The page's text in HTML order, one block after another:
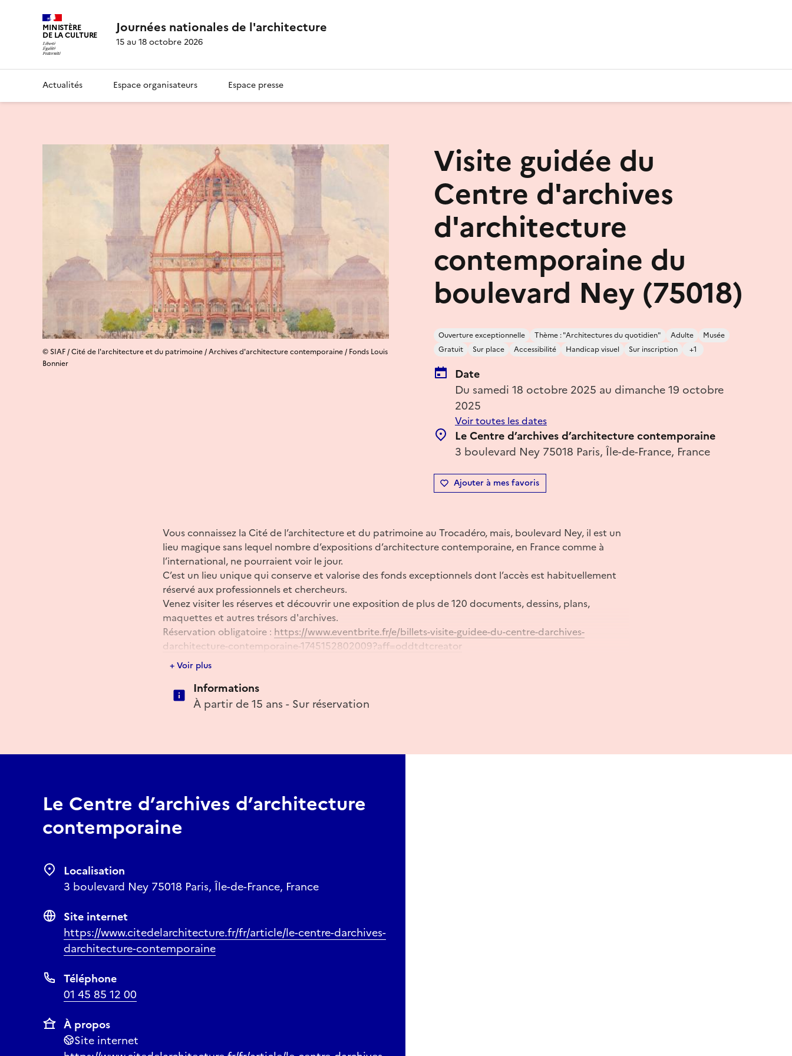
MINISTÈRE
DE LA CULTURE Journées nationales de l'architecture
15 au 18 octobre 2026
Actualités Espace organisateurs Espace presse
Visite guidée du
Centre d'archives
d'architecture
contemporaine du
boulevard Ney (75018)
Ouverture exceptionnelle Thème : "Architectures du quotidien" Adulte
Musée
Gratuit
Sur place Accessibilité Handicap visuel Sur inscription +1
Date
Du samedi 18 octobre 2025 au dimanche 19 octobre
2025
Voir toutes les dates
Le Centre d’archives d’architecture contemporaine
3 boulevard Ney 75018 Paris, Île-de-France, France
Ajouter à mes favoris
© SIAF / Cité de l'architecture et du patrimoine / Archives d'architecture contemporaine / Fonds Louis
Bonnier
Vous connaissez la Cité de l’architecture et du patrimoine au Trocadéro, mais, boulevard Ney, il est un
lieu magique sans lequel nombre d’expositions d’architecture contemporaine, en France comme à
l’international, ne pourraient voir le jour.
C’est un lieu unique qui conserve et valorise des fonds exceptionnels dont l’accès est habituellement
réservé aux professionnels et chercheurs.
Venez visiter les réserves et découvrir une exposition de plus de 120 documents, dessins, plans,
maquettes et autres trésors d'archives.
Réservation obligatoire : https://www.eventbrite.fr/e/billets-visite-guidee-du-centre-darchives-
darchitecture-contemporaine-1745152802009?aff=oddtdtcreator
Tel : 01 45 85 12 00
Réserver
+ Voir plus
Informations
À partir de 15 ans - Sur réservation
Le Centre d’archives d’architecture
contemporaine
Localisation
3 boulevard Ney 75018 Paris, Île-de-France, France
Site internet
https://www.citedelarchitecture.fr/fr/article/le-centre-darchives-
darchitecture-contemporaine
Téléphone
01 45 85 12 00
À propos
Site internet